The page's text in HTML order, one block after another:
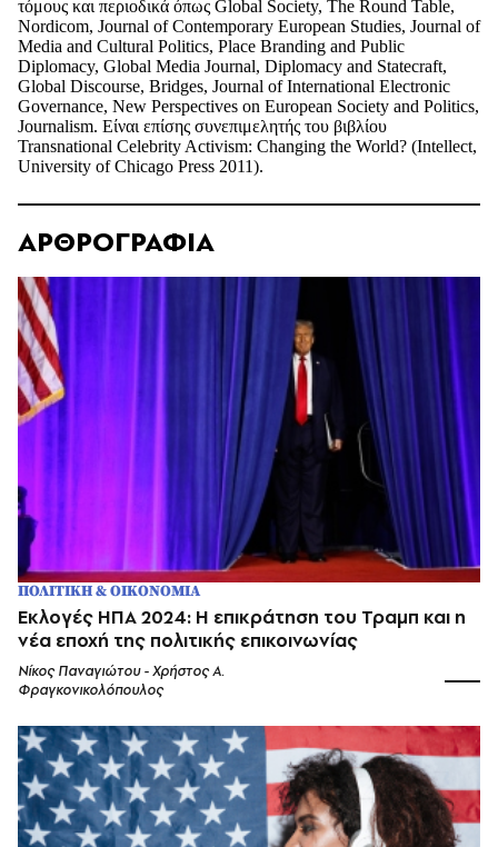
τόμους και περιοδικά όπως Global Society, The Round Table,
Nordicom, Journal of Contemporary European Studies, Journal of
Media and Cultural Politics, Place Branding and Public
Diplomacy, Global Media Journal, Diplomacy and Statecraft,
Global Discourse, Bridges, Journal of International Electronic
Governance, New Perspectives on European Society and Politics,
Journalism. Είναι επίσης συνεπιμελητής του βιβλίου
Transnational Celebrity Activism: Changing the World? (Intellect,
University of Chicago Press 2011).
ΑΡΘΡΟΓΡΑΦΙΑ
ΠΟΛΙΤΙΚΗ & ΟΙΚΟΝΟΜΙΑ
Εκλογές ΗΠΑ 2024: Η επικράτηση του Τραμπ και η
νέα εποχή της πολιτικής επικοινωνίας
Νίκος Παναγιώτου - Χρήστος Α.
Φραγκονικολόπουλος